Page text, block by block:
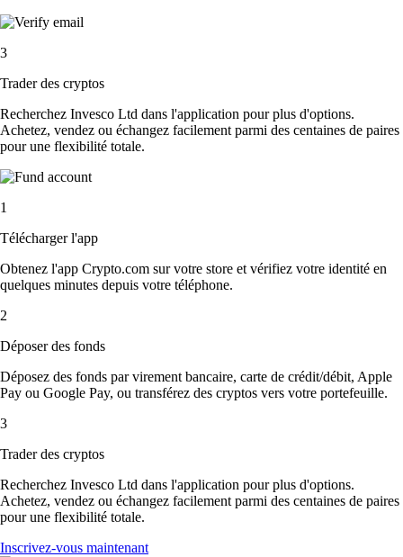
3
Trader des cryptos
Recherchez Invesco Ltd dans l'application pour plus d'options.
Achetez, vendez ou échangez facilement parmi des centaines de paires
pour une flexibilité totale.
1
Télécharger l'app
Obtenez l'app Crypto.com sur votre store et vérifiez votre identité en
quelques minutes depuis votre téléphone.
2
Déposer des fonds
Déposez des fonds par virement bancaire, carte de crédit/débit, Apple
Pay ou Google Pay, ou transférez des cryptos vers votre portefeuille.
3
Trader des cryptos
Recherchez Invesco Ltd dans l'application pour plus d'options.
Achetez, vendez ou échangez facilement parmi des centaines de paires
pour une flexibilité totale.
Inscrivez-vous maintenant